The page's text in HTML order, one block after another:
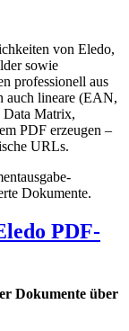
von Eledo,
sowie
professionell aus
auch lineare (EAN,
Data Matrix,
PDF erzeugen –
URLs.
Dokumente.
PDF-
Dokumente über